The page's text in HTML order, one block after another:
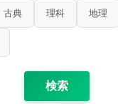
古典 理科 地理
検索
家庭科